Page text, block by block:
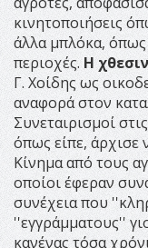
κινητοποιήσεις
άλλα μπλόκα, όπως
περιοχές. Η
Γ. Χοίδης ως
αναφορά στον
Συνεταιρισμοί
όπως είπε, άρχισε
Κίνημα από τους
οποίοι έφεραν
συνέχεια που
''εγγράμματους''
κανένας τόσα